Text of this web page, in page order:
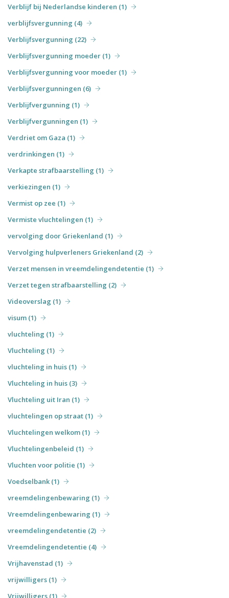
Verblijf bij Nederlandse kinderen (1)
verblijfsvergunning (4)
Verblijfsvergunning (22)
Verblijfsvergunning moeder (1)
Verblijfsvergunning voor moeder (1)
Verblijfsvergunningen (6)
Verblijfvergunning (1)
Verblijfvergunningen (1)
Verdriet om Gaza (1)
verdrinkingen (1)
Verkapte strafbaarstelling (1)
verkiezingen (1)
Vermist op zee (1)
Vermiste vluchtelingen (1)
vervolging door Griekenland (1)
Vervolging hulpverleners Griekenland (2)
Verzet mensen in vreemdelingendetentie (1)
Verzet tegen strafbaarstelling (2)
Videoverslag (1)
visum (1)
vluchteling (1)
Vluchteling (1)
vluchteling in huis (1)
Vluchteling in huis (3)
Vluchteling uit Iran (1)
vluchtelingen op straat (1)
Vluchtelingen welkom (1)
Vluchtelingenbeleid (1)
Vluchten voor politie (1)
Voedselbank (1)
vreemdelingenbewaring (1)
Vreemdelingenbewaring (1)
vreemdelingendetentie (2)
Vreemdelingendetentie (4)
Vrijhavenstad (1)
vrijwilligers (1)
Vrijwilligers (1)